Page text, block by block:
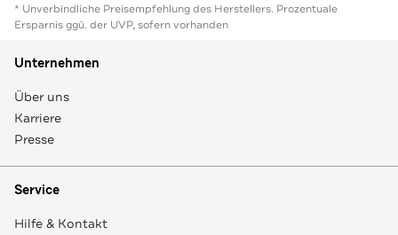
* Unverbindliche Preisempfehlung des Herstellers. Prozentuale
Ersparnis ggü. der UVP, sofern vorhanden
Unternehmen
Über uns
Karriere
Presse
Service
Hilfe & Kontakt